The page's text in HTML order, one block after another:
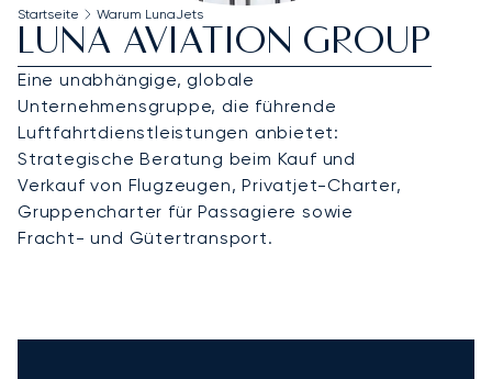
Startseite Warum LunaJets
LUNA AVIATION GROUP
Eine unabhängige, globale
Unternehmensgruppe, die führende
Luftfahrtdienstleistungen anbietet:
Strategische Beratung beim Kauf und
Verkauf von Flugzeugen, Privatjet-Charter,
Gruppencharter für Passagiere sowie
Fracht- und Gütertransport.